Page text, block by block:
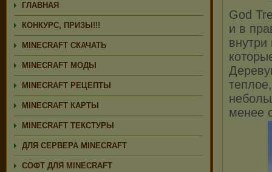
ГЛАВНАЯ
КОНКУРС, ПРИЗЫ!!!
MINECRAFT СКАЧАТЬ
MINECRAFT МОДЫ
MINECRAFT РЕЦЕПТЫ
MINECRAFT КАРТЫ
MINECRAFT ТЕКСТУРЫ
ДЛЯ СЕРВЕРА MINECRAFT
СОФТ ДЛЯ MINECRAFT
God
и в
менее